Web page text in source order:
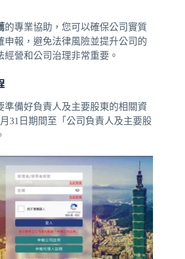
的專業協助，您可以確保公司實質
申報，避免法律風險並提升公司的
營和公司治理非常重要。
準備好負責人及主要股東的相關資
31日期間至「 公司負責人及主要股